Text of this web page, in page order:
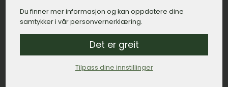
Gravering, navn og dato: 500,– kroner.
Gravering, minneord:
800,– kroner.
2.500,– kroner.
Montert dekor, duer:1.200,– kroner.
Du finner mer informasjon og kan oppdatere dine
samtykker i vår personvernerklæring.
Det er greit
Tilpass dine innstillinger